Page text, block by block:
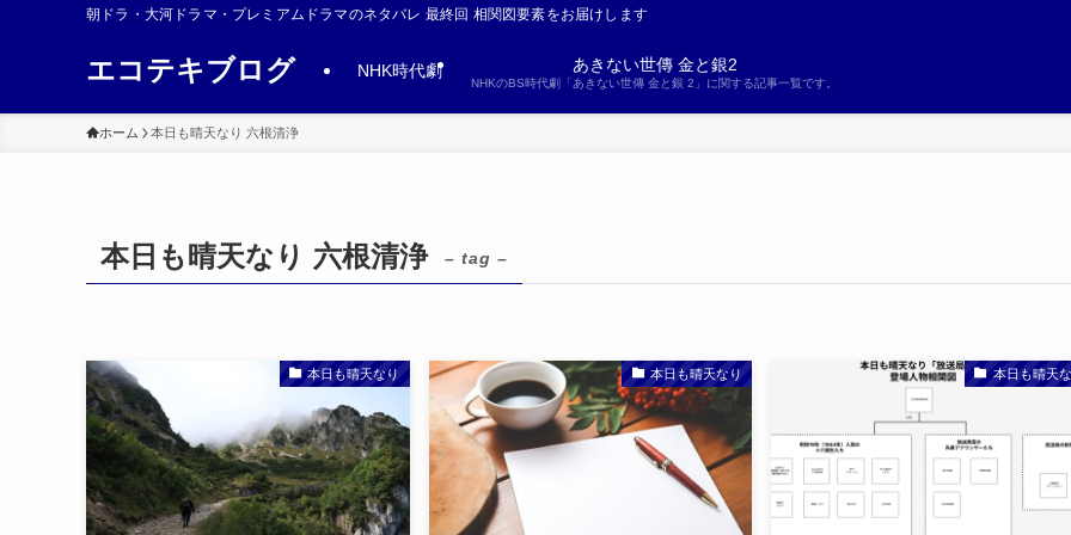
朝ドラ・大河ドラマ・プレミアムドラマのネタバレ 最終回 相関図要素をお届けします
エコテキブログ NHK時代劇 あきない世傳 金と銀2
NHKのBS時代劇「あきない世傳 金と銀 2」に関する記事一覧です。
ホーム 本日も晴天なり 六根清浄
本日も晴天なり 六根清浄 – tag –
本日も晴天なり 本日も晴天なり 本日も晴天